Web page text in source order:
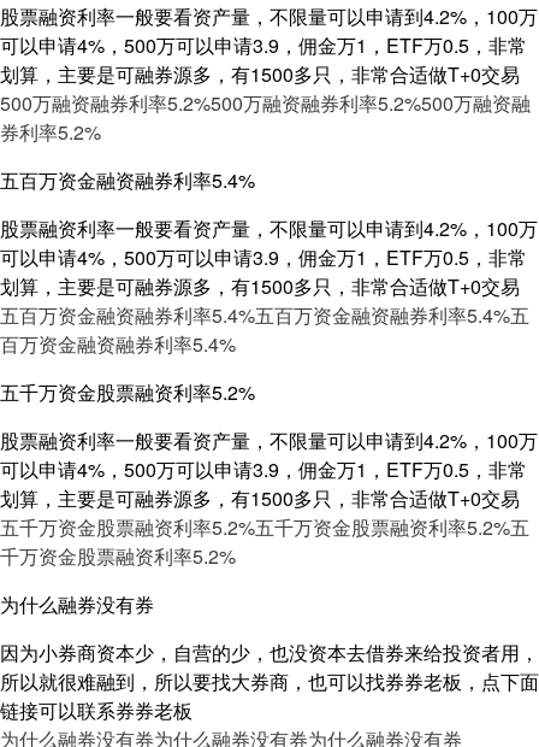
股票融资利率一般要看资产量，不限量可以申请到4.2%，100万
可以申请4%，500万可以申请3.9，佣金万1，ETF万0.5，非常
划算，主要是可融券源多，有1500多只，非常合适做T+0交易
500万融资融券利率5.2%500万融资融券利率5.2%500万融资融
券利率5.2%
五百万资金融资融券利率5.4%
股票融资利率一般要看资产量，不限量可以申请到4.2%，100万
可以申请4%，500万可以申请3.9，佣金万1，ETF万0.5，非常
划算，主要是可融券源多，有1500多只，非常合适做T+0交易
五百万资金融资融券利率5.4%五百万资金融资融券利率5.4%五
百万资金融资融券利率5.4%
五千万资金股票融资利率5.2%
股票融资利率一般要看资产量，不限量可以申请到4.2%，100万
可以申请4%，500万可以申请3.9，佣金万1，ETF万0.5，非常
划算，主要是可融券源多，有1500多只，非常合适做T+0交易
五千万资金股票融资利率5.2%五千万资金股票融资利率5.2%五
千万资金股票融资利率5.2%
为什么融券没有券
因为小券商资本少，自营的少，也没资本去借券来给投资者用，
所以就很难融到，所以要找大券商，也可以找券券老板，点下面
链接可以联系券券老板
为什么融券没有券为什么融券没有券为什么融券没有券